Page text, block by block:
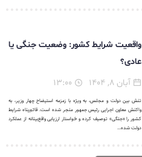
واقعیت شرایط کشور: وضعیت جنگی یا
عادی؟
آبان ۸, ۱۴۰۴
تنش بین دولت و مجلس، به ویژه با زمزمه استیضاح چهار وزیر، به
واکنش معاون اجرایی رئیس جمهور منجر شده است. قائم‌پناه شرایط
کشور را «جنگی» توصیف کرده و خواستار ارزیابی واقع‌بینانه از عملکرد
دولت شده...